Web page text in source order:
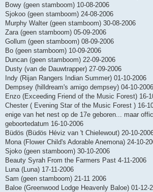
Bowy (geen stamboom) 10-08-2006
Sjokoo (geen stamboom) 24-08-2006
Murphy Walter (geen stamboom) 30-08-2006
Zara (geen stamboom) 05-09-2006
Gollum (geen stamboom) 08-09-2006
Bo (geen stamboom) 10-09-2006
Duncan (geen stamboom) 22-09-2006
Dusty (van de Dauwtrapper) 27-09-2006
Indy (Rijan Rangers Indian Summer) 01-10-2006
Dempsey (hilldream's amigo dempsey) 04-10-2006
Enzo (Exceeding Friend of the Music Forest) 16-
Chester ( Evening Star of the Music Forest ) 16-
enige van het nest op de 17e geboren... maar
geboortedatum 16-10-2006
Büdös (Büdös Héviz van 't Chielewout) 20-10-
Mona (Flower Child's Adorable Anemona) 24-10-
Sjoko (geen stamboom) 30-10-2006
Beauty Syrah From the Farmers Past 4-11-2006
Luna (Luna) 17-11-2006
Sam (geen stamboom) 21-11 2006
Baloe (Greenwood Lodge Heavenly Baloe) 01-12-